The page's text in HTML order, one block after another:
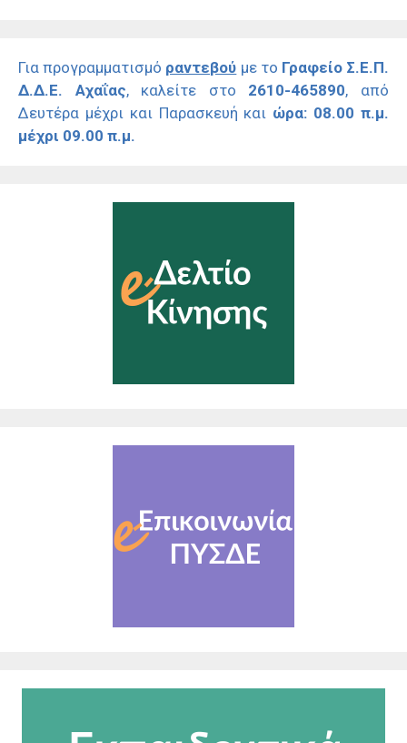
Για προγραμματισμό ραντεβού με το Γραφείο Σ.Ε.Π.
Δ.Δ.Ε. Αχαΐας, καλείτε στο 2610-465890, από
Δευτέρα μέχρι και Παρασκευή και ώρα: 08.00 π.μ.
μέχρι 09.00 π.μ.